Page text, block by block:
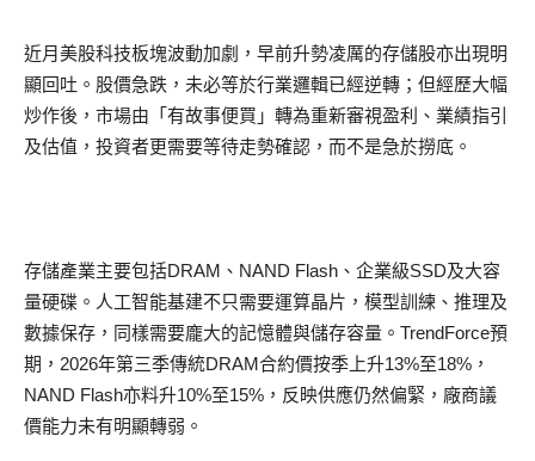
近月美股科技板塊波動加劇，早前升勢凌厲的存儲股亦出現明
顯回吐。股價急跌，未必等於行業邏輯已經逆轉；但經歷大幅
炒作後，市場由「有故事便買」轉為重新審視盈利、業績指引
及估值，投資者更需要等待走勢確認，而不是急於撈底。
存儲產業主要包括DRAM、NAND Flash、企業級SSD及大容
量硬碟。人工智能基建不只需要運算晶片，模型訓練、推理及
數據保存，同樣需要龐大的記憶體與儲存容量。TrendForce預
期，2026年第三季傳統DRAM合約價按季上升13%至18%，
NAND Flash亦料升10%至15%，反映供應仍然偏緊，廠商議
價能力未有明顯轉弱。